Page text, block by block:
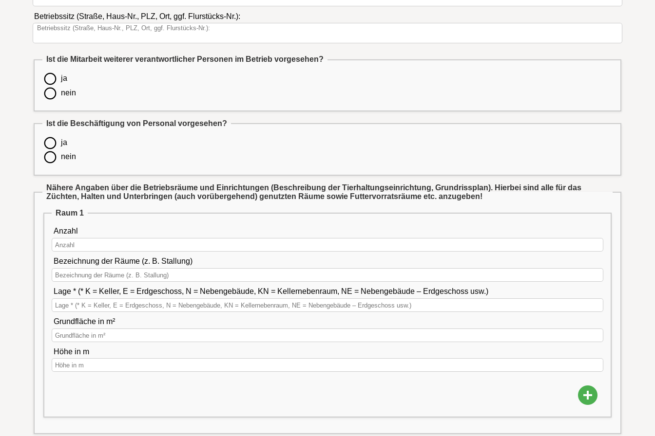
Betriebssitz (Straße, Haus-Nr., PLZ, Ort, ggf. Flurstücks-Nr.):
Ist die Mitarbeit weiterer verantwortlicher Personen im Betrieb vorgesehen?
ja
nein
Ist die Beschäftigung von Personal vorgesehen?
ja
nein
Nähere Angaben über die Betriebsräume und Einrichtungen (Beschreibung der Tierhaltungseinrichtung, Grundrissplan). Hierbei sind alle für das
Züchten, Halten und Unterbringen (auch vorübergehend) genutzten Räume sowie Futtervorratsräume etc. anzugeben!
Raum 1
Anzahl
Bezeichnung der Räume (z. B. Stallung)
Lage * (* K = Keller, E = Erdgeschoss, N = Nebengebäude, KN = Kellernebenraum, NE = Nebengebäude – Erdgeschoss usw.)
Grundfläche in m²
Höhe in m